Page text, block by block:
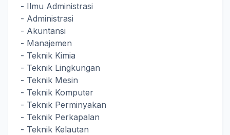
- Ilmu Administrasi
- Administrasi
- Akuntansi
- Manajemen
- Teknik Kimia
- Teknik Lingkungan
- Teknik Mesin
- Teknik Komputer
- Teknik Perminyakan
- Teknik Perkapalan
- Teknik Kelautan